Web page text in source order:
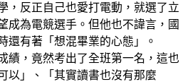
，反正自己也愛打電動，就選了立
成為電競選手。但他也不諱言，國
還有著「想混畢業的心態」。
績，竟然考出了全班第一名，這也
以」、「其實讀書也沒有那麼